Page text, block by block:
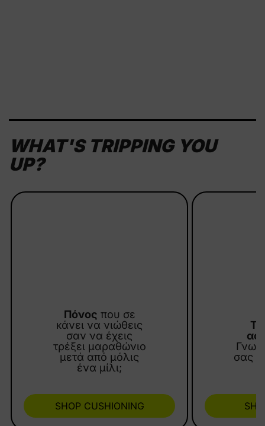
WHAT'S TRIPPING YOU
UP?
Πόνος που σε
κάνει να νιώθεις
σαν να έχεις
τρέξει μαραθώνιο
μετά από μόλις
ένα μίλι;
SHOP CUSHIONING
σας